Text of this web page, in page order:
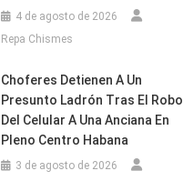
4 de agosto de 2026
Repa Chismes
Choferes Detienen A Un
Presunto Ladrón Tras El Robo
Del Celular A Una Anciana En
Pleno Centro Habana
3 de agosto de 2026